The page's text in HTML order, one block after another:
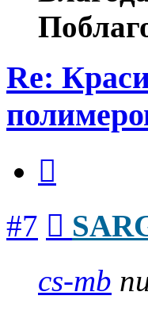
Re:
#7
cs-mb